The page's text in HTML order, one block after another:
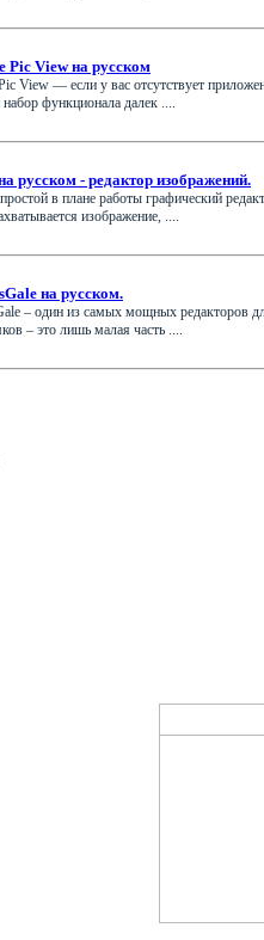
Pic View на русском
View — если у вас отсутствует
функционала далек ....
русском - редактор изображений.
в плане работы графический
изображение, ....
на русском.
– один из самых мощных редакторов
– это лишь малая часть ....